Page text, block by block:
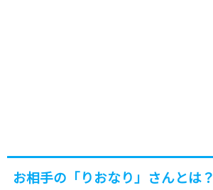
お相手の「りおなり」さんとは？